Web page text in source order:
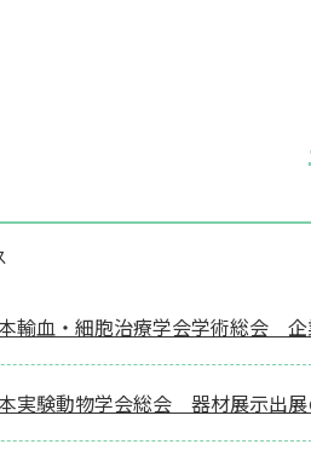
輸血・細胞治療学会学術総会
実験動物学会総会 器材展示出展